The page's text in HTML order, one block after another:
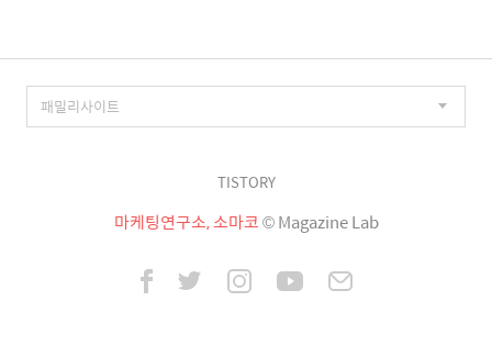
TISTORY
마케팅연구소, 소마코© Magazine Lab